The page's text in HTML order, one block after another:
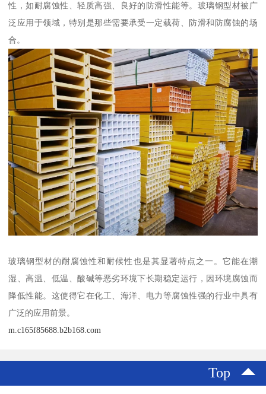
性，如耐腐蚀性、轻质高强、良好的防滑性能等。玻璃钢型材被广
泛应用于领域，特别是那些需要承受一定载荷、防滑和防腐蚀的场
合。
玻璃钢型材的耐腐蚀性和耐候性也是其显著特点之一。它能在潮
湿、高温、低温、酸碱等恶劣环境下长期稳定运行，因环境腐蚀而
降低性能。这使得它在化工、海洋、电力等腐蚀性强的行业中具有
广泛的应用前景。
m.c165f85688.b2b168.com
Top